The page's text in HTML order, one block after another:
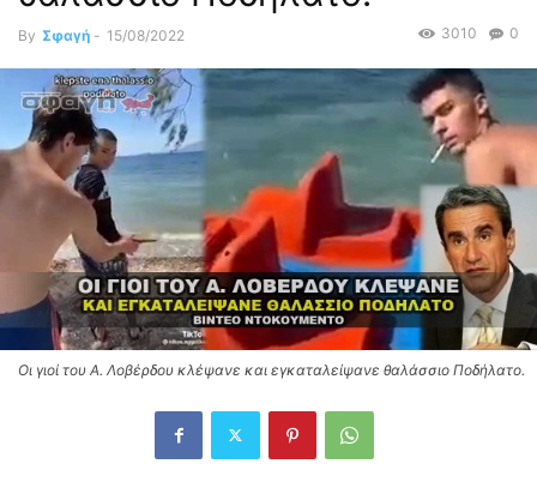
By Σφαγή - 15/08/2022 0
3010
Οι γιοί του Α. Λοβέρδου κλέψανε και εγκαταλείψανε θαλάσσιο Ποδήλατο.